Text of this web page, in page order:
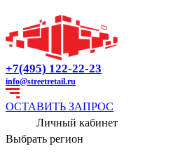
+7(495) 122-22-23
info@streetretail.ru
ОСТАВИТЬ ЗАПРОС
Личный кабинет
Выбрать регион